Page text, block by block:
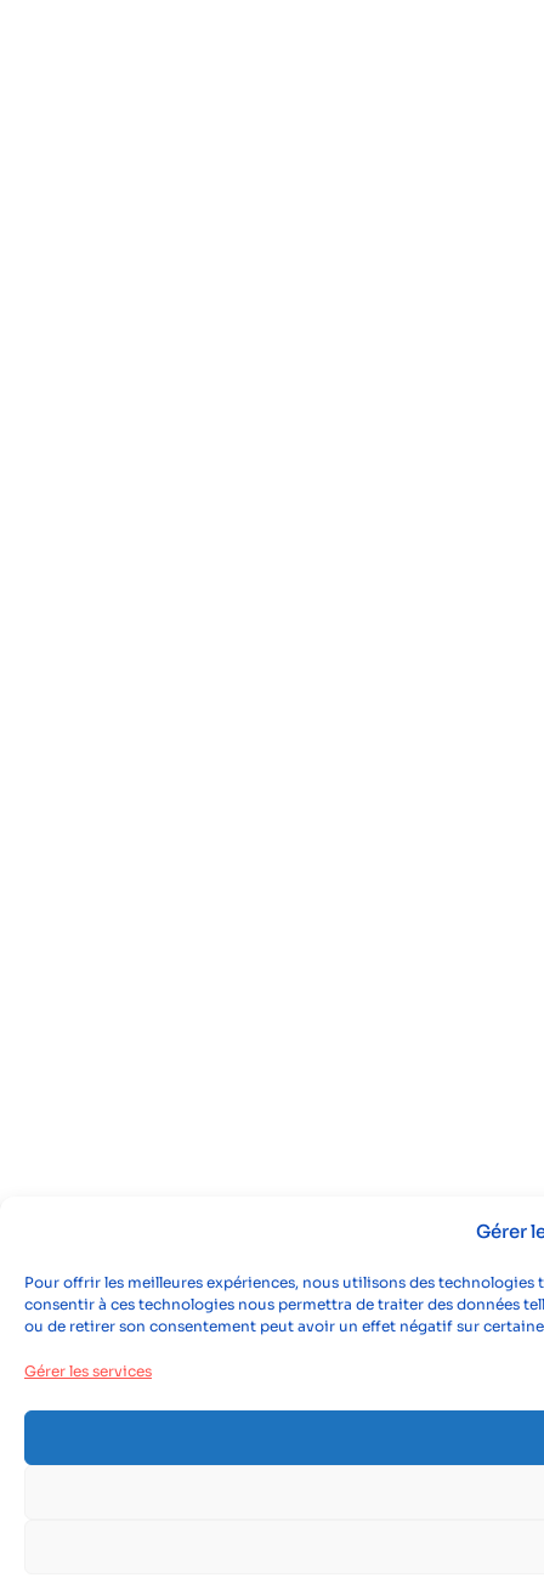
Gérer
Pour offrir les meilleures expériences, nous utilisons des
consentir à ces technologies nous permettra de traiter des données
ou de retirer son consentement peut avoir un effet négatif sur
Gérer les services